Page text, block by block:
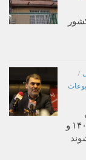
/
تربت حیدریه در مجلس شورای اسلامی : بودجه ۱۴۰۵ و